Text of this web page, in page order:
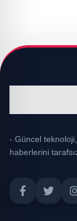
- Güncel
haberlerini